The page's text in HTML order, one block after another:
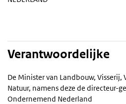
Verantwoordelijke
De Minister van Landbouw, Visserij,
Natuur, namens deze de directeur-
Ondernemend Nederland